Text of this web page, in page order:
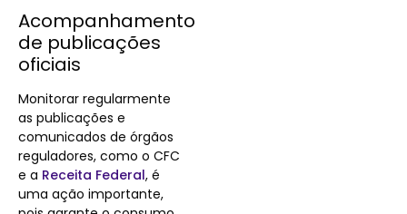
Acompanhamento
de publicações
oficiais
Monitorar regularmente
as publicações e
comunicados de órgãos
reguladores, como o CFC
e a Receita Federal, é
uma ação importante,